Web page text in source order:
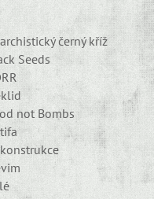
černý kříž
Seeds
not Bombs